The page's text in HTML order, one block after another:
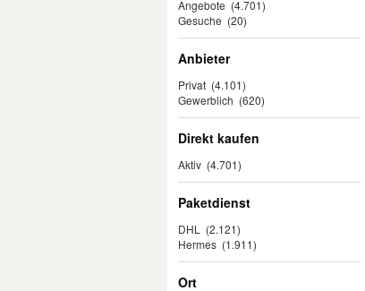
Angebote (4.701)
Gesuche (20)
Anbieter
Privat (4.101)
Gewerblich (620)
Direkt kaufen
Aktiv (4.701)
Paketdienst
DHL
(2.121)
Hermes (1.911)
Ort